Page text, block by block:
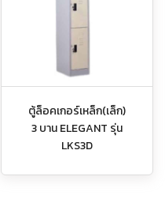
ตู้ล็อคเกอร์เหล็ก(เล็ก)
3 บาน ELEGANT รุ่น
LKS3D